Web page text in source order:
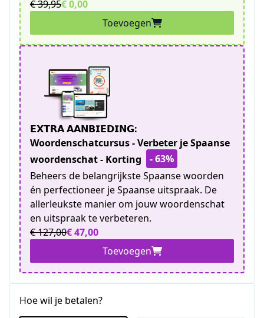
€ 39,95€ 0,00
Toevoegen
𝗘𝗫𝗧𝗥𝗔 𝗔𝗔𝗡𝗕𝗜𝗘𝗗𝗜𝗡𝗚:
Woordenschatcursus - Verbeter je Spaanse
woordenschat - Korting
- 63%
Beheers de belangrijkste Spaanse woorden
én perfectioneer je Spaanse uitspraak. De
allerleukste manier om jouw woordenschat
en uitspraak te verbeteren.
€ 127,00€ 47,00
Toevoegen
Hoe wil je betalen?